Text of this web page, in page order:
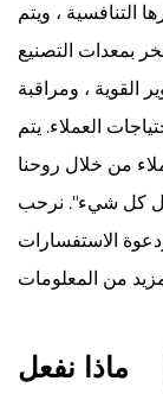
التنافسية ، ويتم
بمعدات التصنيع
القوية ، ومراقبة
العملاء. يتم
من خلال روحنا
قبل كل شيء". نرحب
الاستفسارات
ماذا نفعل